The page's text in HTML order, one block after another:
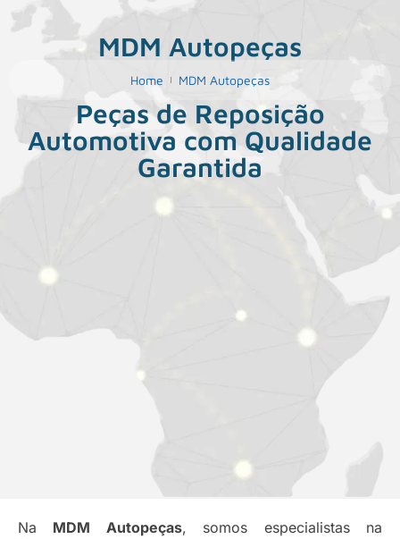
MDM Autopeças
Home MDM Autopeças
Peças de Reposição
Automotiva com Qualidade
Garantida
Na MDM Autopeças, somos especialistas na